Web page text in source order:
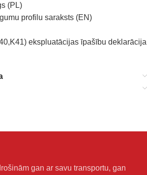
(PL)
profilu saraksts (EN)
ekspluatācijas īpašību deklarācija
gan ar savu transportu, gan